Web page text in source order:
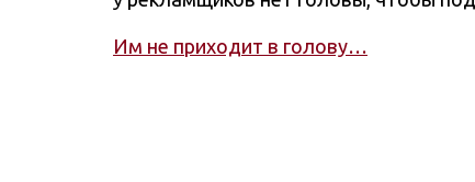
Им не приходит в голову…